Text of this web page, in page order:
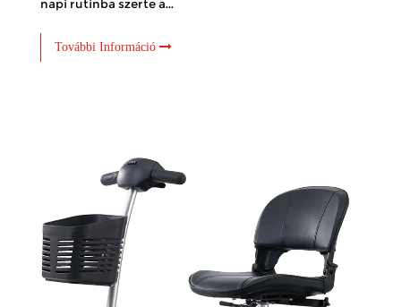
napi rutinba szerte a...
További Információ